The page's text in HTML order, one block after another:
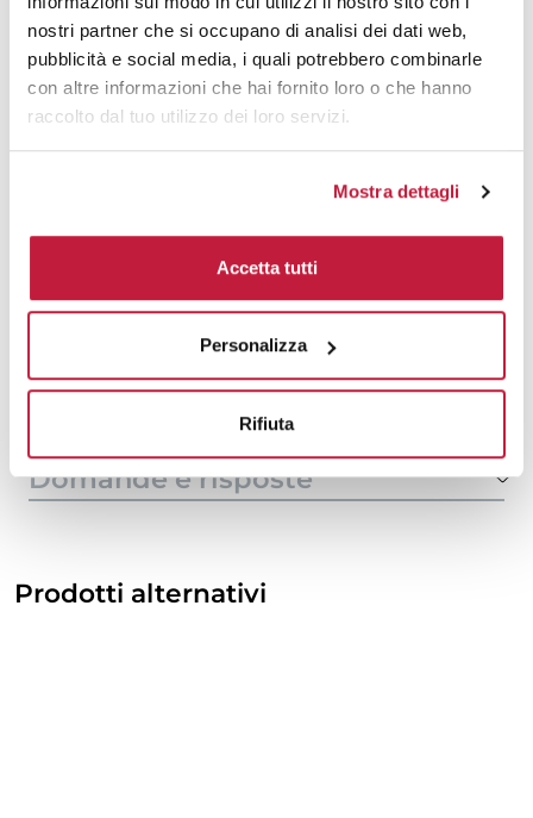
nostri partner che si occupano di analisi dei dati web,
pubblicità e social media, i quali potrebbero combinarle
con altre informazioni che hai fornito loro o che hanno
raccolto dal tuo utilizzo dei loro servizi.
Mostra dettagli
Accetta tutti
Personalizza
Rifiuta
4000 € 0,39 € 0,58
5000 € 0,39 € 0,57
6000 € 0,38
€ 0,34
Tecniche di stampa
Area di personalizzazione
Domande e risposte
Prodotti alternativi